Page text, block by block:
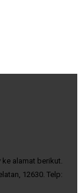
ke alamat berikut.
12630. Telp: